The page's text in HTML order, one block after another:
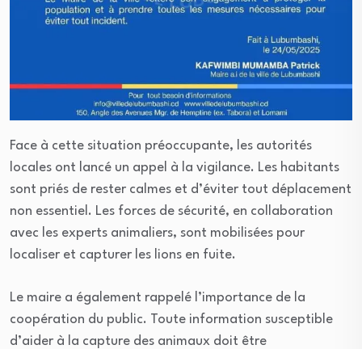
Face à cette situation préoccupante, les autorités
locales ont lancé un appel à la vigilance. Les habitants
sont priés de rester calmes et d’éviter tout déplacement
non essentiel. Les forces de sécurité, en collaboration
avec les experts animaliers, sont mobilisées pour
localiser et capturer les lions en fuite.
Le maire a également rappelé l’importance de la
coopération du public. Toute information susceptible
d’aider à la capture des animaux doit être